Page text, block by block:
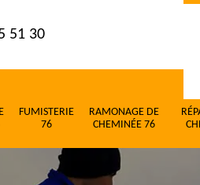
51 30
FUMISTERIE
76
RAMONAGE DE
CHEMINÉE 76